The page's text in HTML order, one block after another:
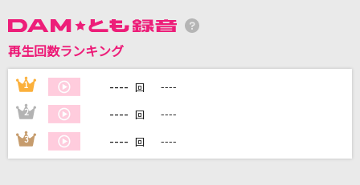
DAMに会員登録・ログインして
カラオケをもっと楽しもう！
再生回数ランキング
1 ---- 回 ----
2 ---- 回 ----
3 ---- 回 ----